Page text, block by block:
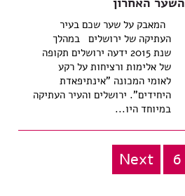
המאבק על שער שכם בעיר
העתיקה של ירושלים במהלך
שנת 2015 ידעה ירושלים תקופה
של אלימות ורציחות על רקע
לאומי המכונה "אינתיפאדת
היחידים". ירושלים והעיר העתיקה
במיוחד היו...
6
Next